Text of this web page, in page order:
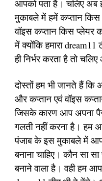
आपको पता है। चलिए अब
मुकाबले में हमें कप्तान किस
वॉइस कप्तान किस प्लेयर
में क्योंकि हमारा
ही निर्भर करता है तो
दोस्तों हम भी जानते हैं कि
और कप्तान एवं वॉइस
जिसके कारण आप अपना
गलती नहीं करना है। हम
पंजाब के इस मुकाबले में
बनाना चाहिए। कौन सा
बनाने वाला है। वही हम